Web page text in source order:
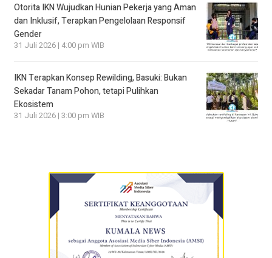
Otorita IKN Wujudkan Hunian Pekerja yang Aman
dan Inklusif, Terapkan Pengelolaan Responsif
Gender
31 Juli 2026 | 4:00 pm WIB
IKN Terapkan Konsep Rewilding, Basuki: Bukan
Sekadar Tanam Pohon, tetapi Pulihkan
Ekosistem
31 Juli 2026 | 3:00 pm WIB